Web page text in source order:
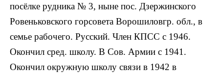
посёлке рудника № 3, ныне пос. Дзержинского
Ровеньковского горсовета Ворошиловгр. обл., в
семье рабочего. Русский. Член КПСС с 1946.
Окончил сред. школу. В Сов. Армии с 1941.
Окончил окружную школу связи в 1942 в